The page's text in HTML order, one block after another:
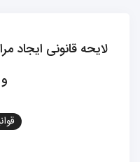
لایحه قانونی ایجاد